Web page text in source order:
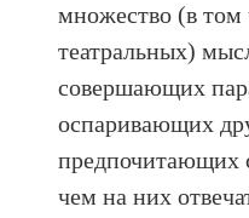
множество (в том
театральных)
совершающих
оспаривающих
предпочитающих
чем на них